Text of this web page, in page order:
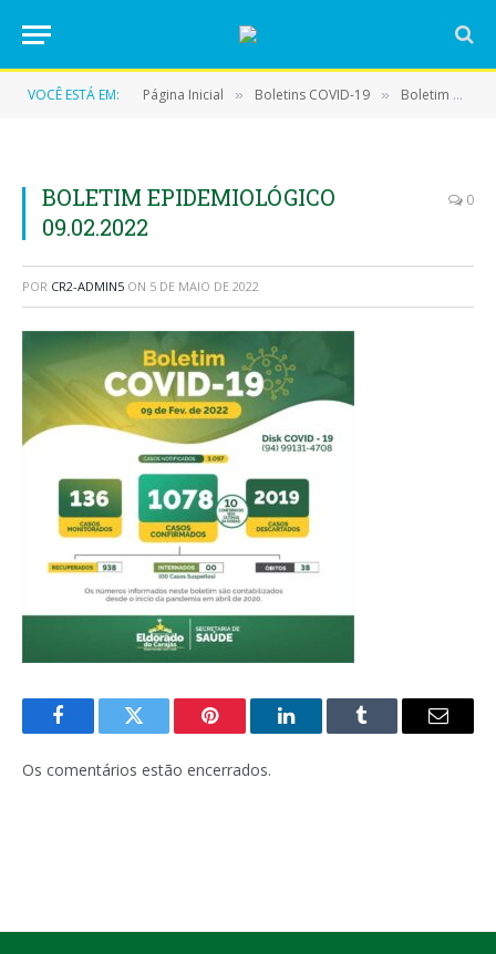
VOCÊ ESTÁ EM: Página Inicial » Boletins COVID-19 » Boletim COVID-19 (09/02/2022)
BOLETIM EPIDEMIOLÓGICO
09.02.2022
0
POR CR2-ADMIN5 ON 5 DE MAIO DE 2022
FacebookTwitter Pinterest LinkedInTumblr
E-
Os comentários estão encerrados.